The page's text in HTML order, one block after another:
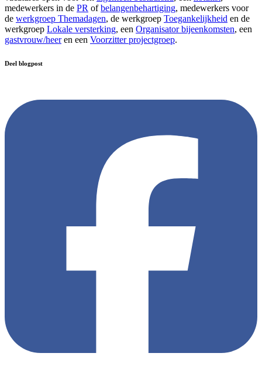
medewerkers in de PR ofbelangenbehartiging, medewerkers voor
de werkgroep Themadagen, de werkgroep Toegankelijkheid en de
werkgroep Lokale versterking, een Organisator bijeenkomsten, een
gastvrouw/heeren een Voorzitter projectgroep.
Deel blogpost